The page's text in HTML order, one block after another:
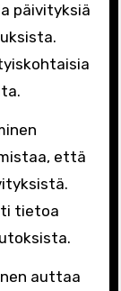
päivityksiä
että
tietoa
auttaa